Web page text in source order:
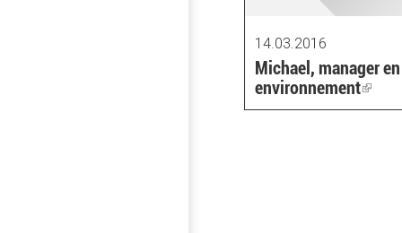
14.03.2016
Michael, manager en
environnement(link
is